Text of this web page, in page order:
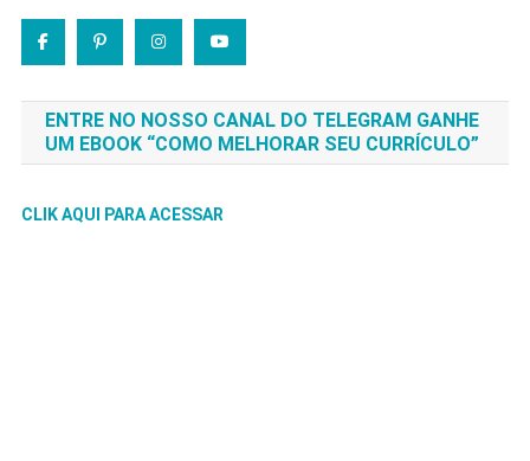
ENTRE NO NOSSO CANAL DO TELEGRAM GANHE
UM EBOOK “COMO MELHORAR SEU CURRÍCULO”
CLIK AQUI PARA ACESSAR